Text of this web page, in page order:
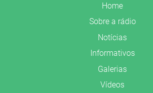
Home
Sobre a rádio
Notícias
Informativos
Galerias
Vídeos